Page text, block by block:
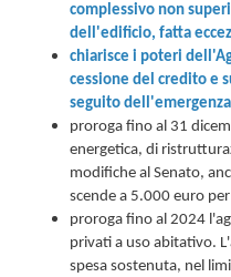
complessivo non
dell'edificio, fatta
chiarisce i poteri
cessione del credito e
seguito
proroga fino al 31
energetica, di
modifiche al Senato,
scende a 5.000 euro
proroga fino al 2024
privati a uso abitativo.
spesa sostenuta, nel